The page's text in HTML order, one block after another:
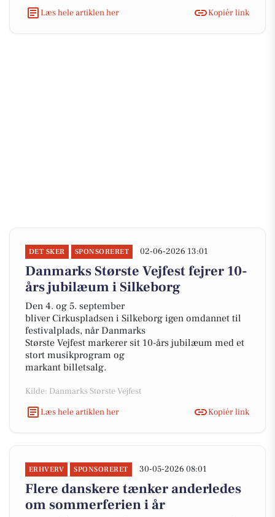
Læs hele artiklen her Kopiér link
DET SKER SPONSORERET 02-06-2026 13:01
Danmarks Største Vejfest fejrer 10-
års jubilæum i Silkeborg
Den 4. og 5. september
bliver Cirkuspladsen i Silkeborg igen omdannet til
festivalplads, når Danmarks
Største Vejfest markerer sit 10-års jubilæum med et
stort musikprogram og
markant billetsalg.
Kilde: Danmarks Største Vejfest
Læs hele artiklen her
Kopiér link
ERHVERV SPONSORERET 30-05-2026 08:01
Flere danskere tænker anderledes
om sommerferien i år